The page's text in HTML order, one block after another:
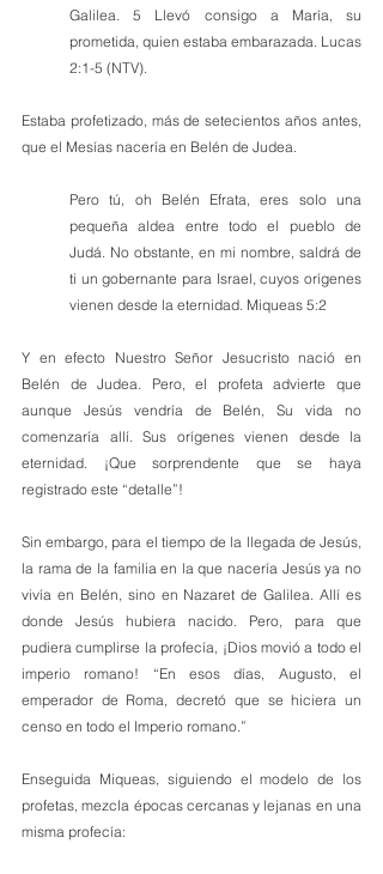
Galilea. 5 Llevó consigo a María, su
prometida, quien estaba embarazada. Lucas
2:1-5 (NTV).
Estaba profetizado, más de setecientos años antes,
que el Mesías nacería en Belén de Judea.
Pero tú, oh Belén Efrata, eres solo una
pequeña aldea entre todo el pueblo de
Judá. No obstante, en mi nombre, saldrá de
ti un gobernante para Israel, cuyos orígenes
vienen desde la eternidad. Miqueas 5:2
Y en efecto Nuestro Señor Jesucristo nació en
Belén de Judea. Pero, el profeta advierte que
aunque Jesús vendría de Belén, Su vida no
comenzaría allí. Sus orígenes vienen desde la
eternidad. ¡Que sorprendente que se haya
registrado este “detalle”!
Sin embargo, para el tiempo de la llegada de Jesús,
la rama de la familia en la que nacería Jesús ya no
vivía en Belén, sino en Nazaret de Galilea. Allí es
donde Jesús hubiera nacido. Pero, para que
pudiera cumplirse la profecía, ¡Dios movió a todo el
imperio romano! “En esos días, Augusto, el
emperador de Roma, decretó que se hiciera un
censo en todo el Imperio romano.”
Enseguida Miqueas, siguiendo el modelo de los
profetas, mezcla épocas cercanas y lejanas en una
misma profecía: